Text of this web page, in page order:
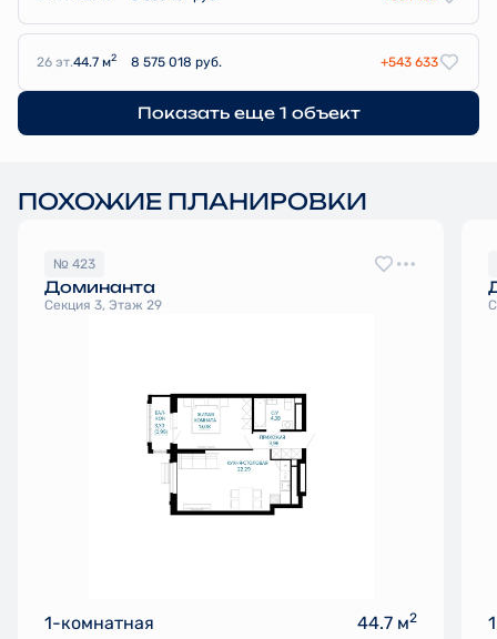
26 эт.44.7 м2 8 575 018 руб. +543 633
Показать еще 1 объект
ПОХОЖИЕ ПЛАНИРОВКИ
№ 423
Доминанта
Секция 3, Этаж 29
1-комнатная 44.7 м2